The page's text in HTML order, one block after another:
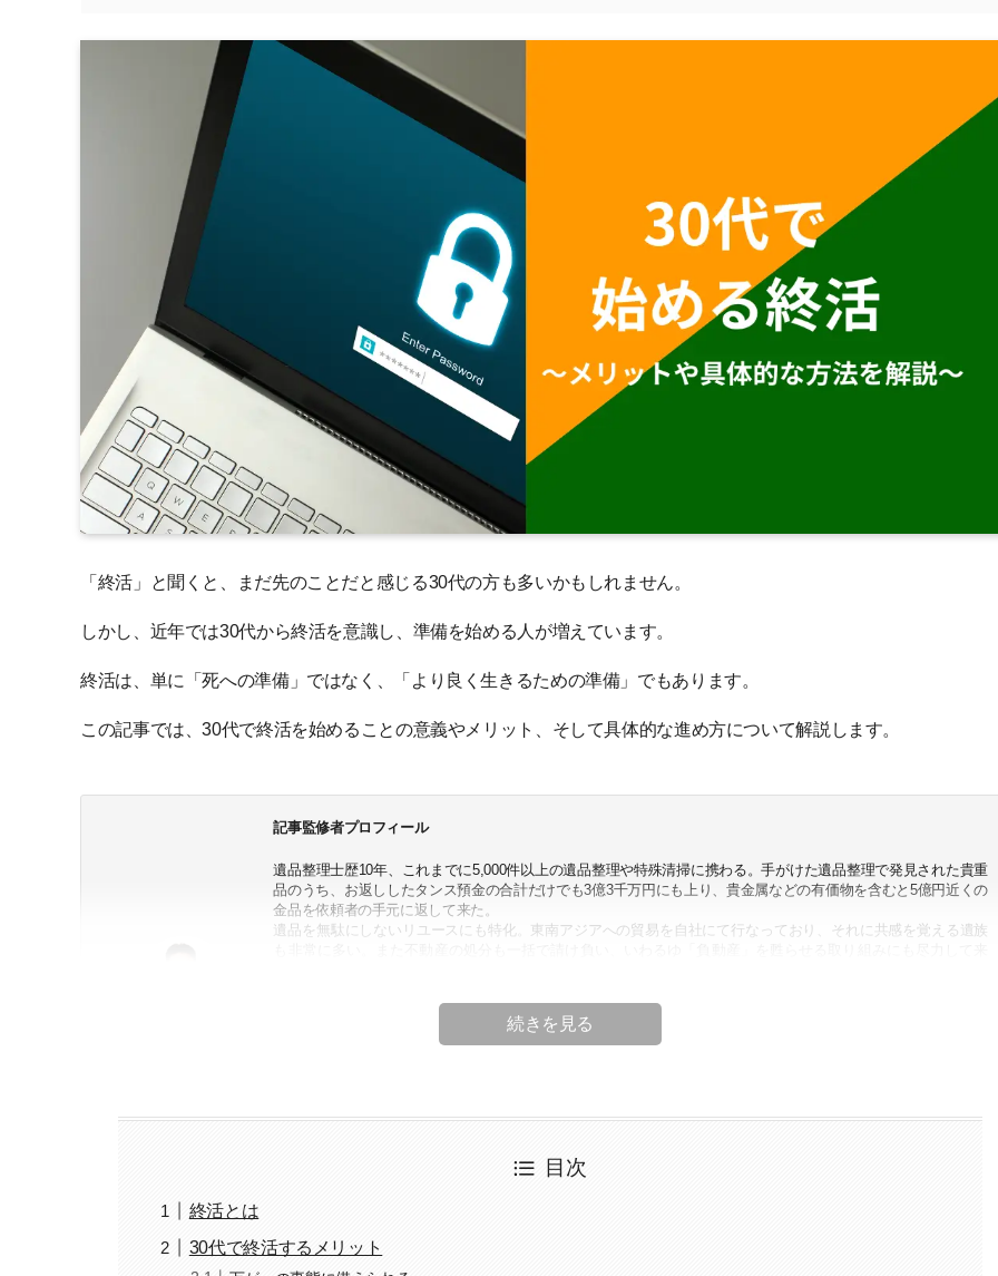
「終活」と聞くと、まだ先のことだと感じる30代の方も多いかもしれません。
しかし、近年では30代から終活を意識し、準備を始める人が増えています。
終活は、単に「死への準備」ではなく、「より良く生きるための準備」でもあります。
この記事では、30代で終活を始めることの意義やメリット、そして具体的な進め方について解説します。
記事監修者プロフィール
遺品整理士歴10年、これまでに5,000件以上の遺品整理や特殊清掃に携わる。手がけた遺品整理で発見された貴重
品のうち、お返ししたタンス預金の合計だけでも3億3千万円にも上り、貴金属などの有価物を含むと5億円近くの
金品を依頼者の手元に返して来た。
遺品を無駄にしないリユースにも特化。東南アジアへの貿易を自社にて行なっており、それに共感を覚える遺族
一般社団法人家財整理相談窓口会員
宅地建物取引士（日本都市住宅販売株式会社代表取締役）
目次
終活とは
30代で終活するメリット